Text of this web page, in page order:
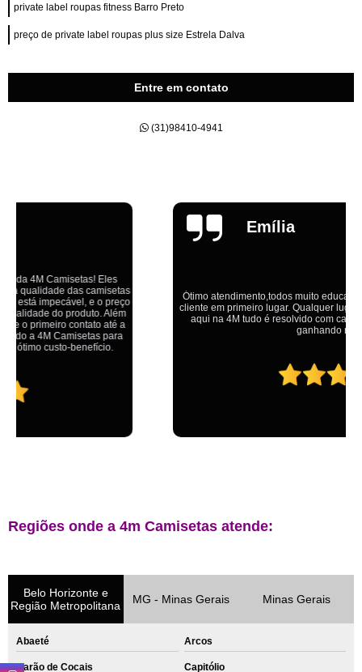
private label roupas fitness Barro Preto
preço de private label roupas plus size Estrela Dalva
Entre em contato
(31)98410-4941
Ótimo atendimento,todos muito educados, prestativos e que colocam o
cliente em primeiro lugar. Qualquer lugar tem problemas,isso é fato, mas
aqui na 4M tudo é resolvido com calma e de forma que todos saem
Regiões onde a 4m Camisetas atende:
Belo Horizonte e
Região Metropolitana
MG - Minas Gerais Minas Gerais
Abaeté Arcos
Barão de Cocais Capitólio